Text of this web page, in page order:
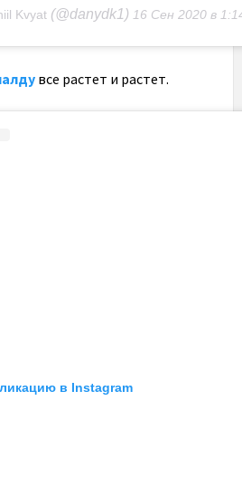
Kvyat (@danydk1) 16 Сен 2020 в 1:14
все растет и растет.
в Instagram